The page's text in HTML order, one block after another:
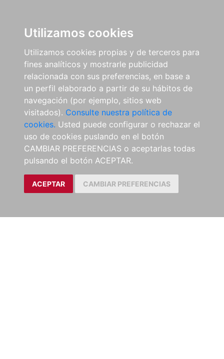
Utilizamos cookies
Utilizamos cookies propias y de terceros para
fines analíticos y mostrarle publicidad
relacionada con sus preferencias, en base a
un perfil elaborado a partir de su hábitos de
navegación (por ejemplo, sitios web
visitados). Consulte nuestra política de
cookies. Usted puede configurar o rechazar el
uso de cookies puslando en el botón
CAMBIAR PREFERENCIAS o aceptarlas todas
pulsando el botón ACEPTAR.
ACEPTAR CAMBIAR PREFERENCIAS